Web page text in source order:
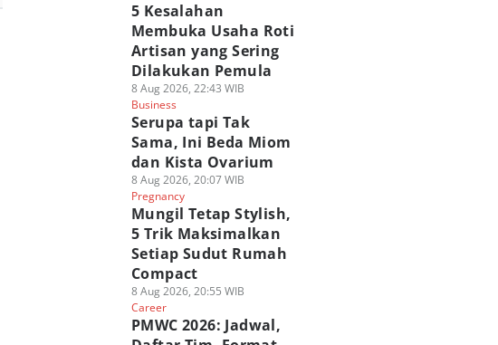
5 Kesalahan
Membuka Usaha Roti
Artisan yang Sering
Dilakukan Pemula
8 Aug 2026, 22:43 WIB
Business
Serupa tapi Tak
Sama, Ini Beda Miom
dan Kista Ovarium
8 Aug 2026, 20:07 WIB
Pregnancy
Mungil Tetap Stylish,
5 Trik Maksimalkan
Setiap Sudut Rumah
Compact
8 Aug 2026, 20:55 WIB
Career
PMWC 2026: Jadwal,